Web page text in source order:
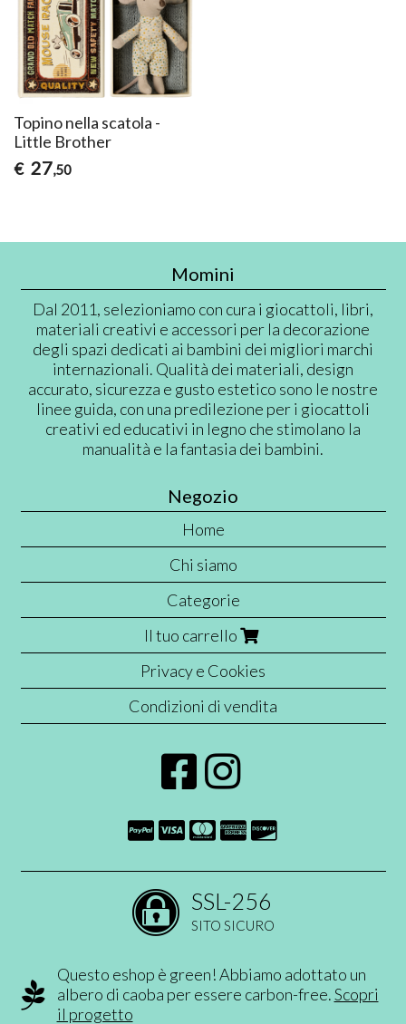
Topino nella scatola -
Little Brother
€ 27,50
Momini
Dal 2011, selezioniamo con cura i giocattoli, libri,
materiali creativi e accessori per la decorazione
degli spazi dedicati ai bambini dei migliori marchi
internazionali. Qualità dei materiali, design
accurato, sicurezza e gusto estetico sono le nostre
linee guida, con una predilezione per i giocattoli
creativi ed educativi in legno che stimolano la
manualità e la fantasia dei bambini.
Negozio
Home
Chi siamo
Categorie
Il tuo carrello
Privacy e Cookies
Condizioni di vendita
SSL-256
SITO SICURO
Questo eshop è green! Abbiamo adottato un
albero di caoba per essere carbon-free.Scopri
il progetto